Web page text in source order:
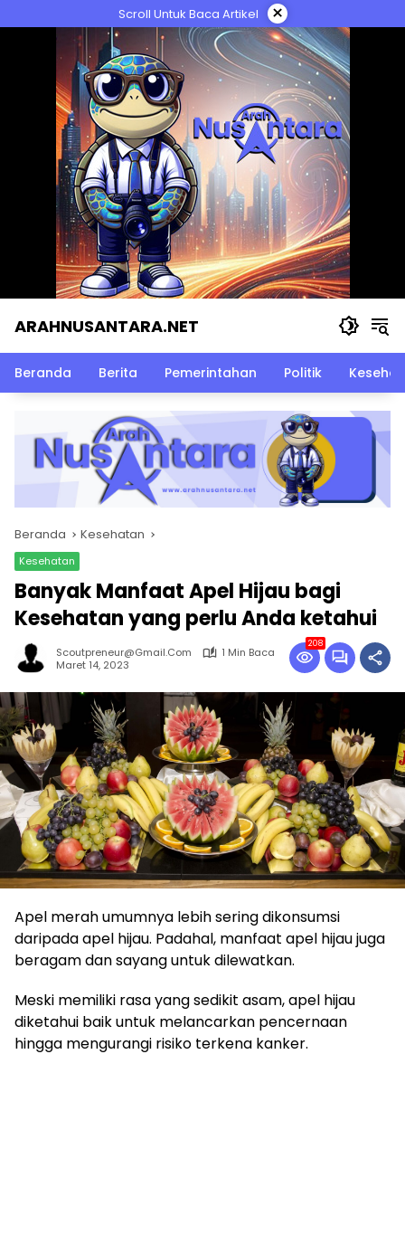
ke
Scroll Untuk Baca Artikel ×
ARAHNUSANTARA.NET
Beranda Berita Pemerintahan Politik
Beranda Kesehatan
Kesehatan
Banyak Manfaat Apel Hijau bagi
Kesehatan yang perlu Anda ketahui
Scoutpreneur@gmail.com
1 Min Baca
Maret 14, 2023
208
Apel merah umumnya lebih sering dikonsumsi
daripada apel hijau. Padahal, manfaat apel hijau juga
beragam dan sayang untuk dilewatkan.
Meski memiliki rasa yang sedikit asam, apel hijau
diketahui baik untuk melancarkan pencernaan
hingga mengurangi risiko terkena kanker.